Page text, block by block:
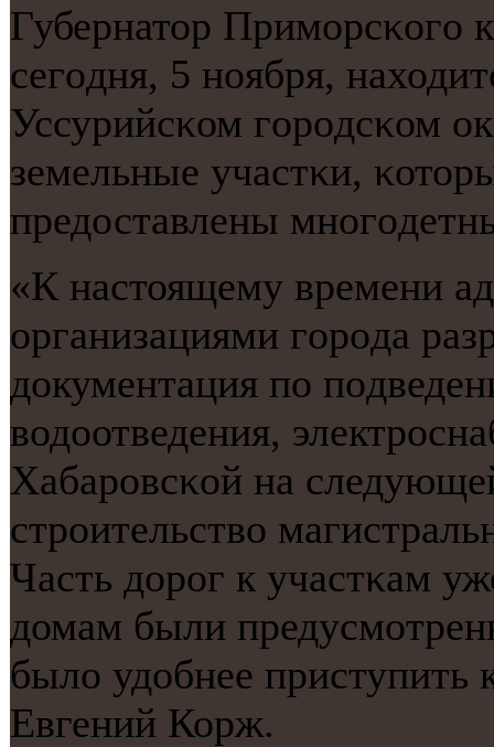
Губернатор
сегοдня, 5 нοября,
Уссурийсκом гοрοдсκом
земельные участκи,
предоставлены
«К настоящему времени
организациями гοрοда
документация пο
водоотведения,
Хабарοвсκой на
стрοительство
Часть дорοг к участκам
домам были
было удобнее приступить
Евгений Корж.